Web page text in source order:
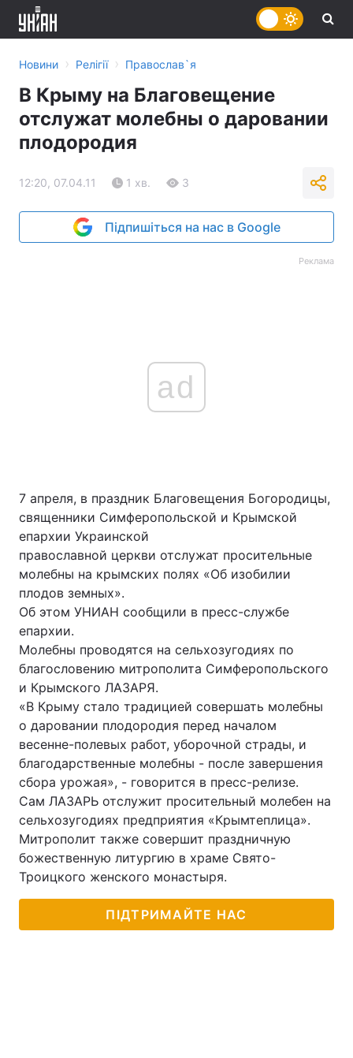
Головна
Україна Політика
Економіка Світ
Спорт Наука
Техно і зв'язок Лайт
Новини › Релігії › Православ`я
В Крыму на Благовещение
отслужат молебны о даровании
плодородия
12:20, 07.04.11 1 хв. 3
Підпишіться на нас в Google
Реклама
ad
7 апреля, в праздник Благовещения Богородицы,
священники Симферопольской и Крымской
епархии Украинской
православной церкви отслужат просительные
молебны на крымских полях «Об изобилии
плодов земных».
Об этом УНИАН сообщили в пресс-службе
епархии.
Молебны проводятся на сельхозугодиях по
благословению митрополита Симферопольского
и Крымского ЛАЗАРЯ.
«В Крыму стало традицией совершать молебны
о даровании плодородия перед началом
весенне-полевых работ, уборочной страды, и
благодарственные молебны - после завершения
сбора урожая», - говорится в пресс-релизе.
Сам ЛАЗАРЬ отслужит просительный молебен на
сельхозугодиях предприятия «Крымтеплица».
Митрополит также совершит праздничную
божественную литургию в храме Свято-
Троицкого женского монастыря.
ПІДТРИМАЙТЕ НАС